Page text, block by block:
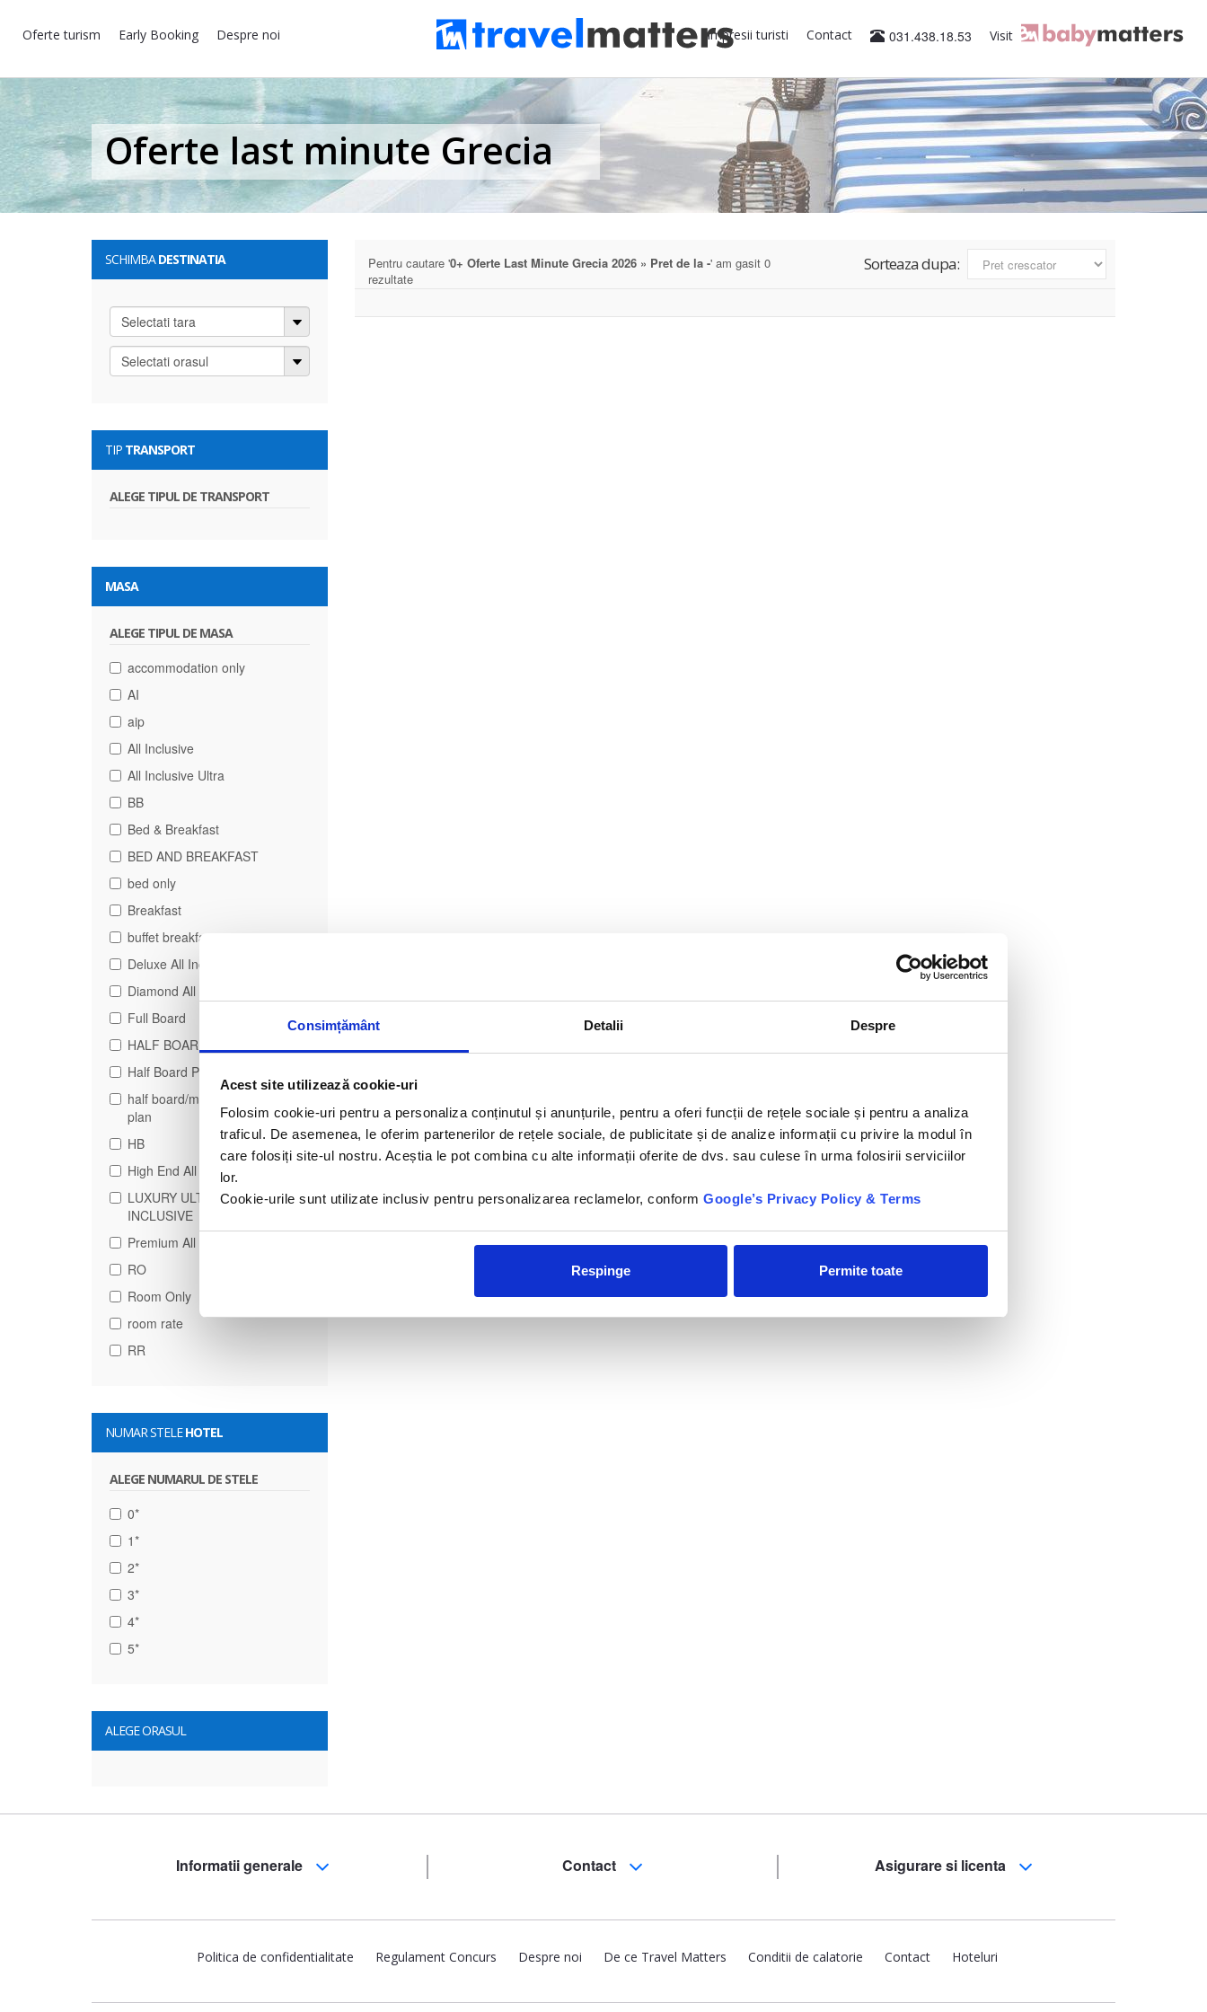
Consimțământ Detalii Despre
Acest site utilizează cookie-uri
Folosim cookie-uri pentru a personaliza conținutul și anunțurile, pentru a oferi funcții de rețele sociale și pentru a analiza
traficul. De asemenea, le oferim partenerilor de rețele sociale, de publicitate și de analize informații cu privire la modul în
care folosiți site-ul nostru. Aceștia le pot combina cu alte informații oferite de dvs. sau culese în urma folosirii serviciilor
lor.
Cookie-urile sunt utilizate inclusiv pentru personalizarea reclamelor, conform Google’s Privacy Policy & Terms
Respinge Permite toate
Oferte turism Early Booking Despre noi Impresii turisti Contact 031.438.18.53 Visit
Oferte last minute Grecia
SCHIMBADESTINATIA
TIP TRANSPORT
ALEGE TIPUL DE TRANSPORT
MASA
ALEGE TIPUL DE MASA
accommodation only
AI
aip
All Inclusive
All Inclusive Ultra
BB
Bed & Breakfast
BED AND BREAKFAST
bed only
Breakfast
buffet breakfast
Deluxe All Inclusive
Diamond All Inclusive
Full Board
HALF BOARD
Half Board Plus
half board/modified american
plan
HB
High End All Inclusive
LUXURY ULTRA ALL
INCLUSIVE
Premium All Inclusive
RO
Room Only
room rate
RR
NUMAR STELEHOTEL
ALEGE NUMARUL DE STELE
0*
1*
2*
3*
4*
5*
ALEGE ORASUL
Pentru cautare '0+ Oferte Last Minute Grecia 2026 » Pret de la -' am gasit 0
rezultate
Sorteaza dupa:
Informatii generale Contact Asigurare si licenta
Politica de confidentialitate Regulament Concurs Despre noi De ce Travel Matters Conditii de calatorie Contact Hoteluri